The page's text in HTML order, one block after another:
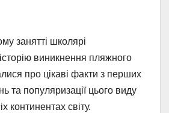
занятті школярі
виникнення пляжного
про цікаві факти з перших
та популяризації цього виду
континентах світу.